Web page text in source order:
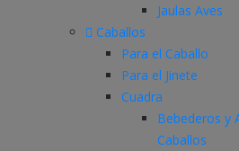
Jaulas Aves
Caballos
Para el Caballo
Para el Jinete
Cuadra
Bebederos y
Caballos